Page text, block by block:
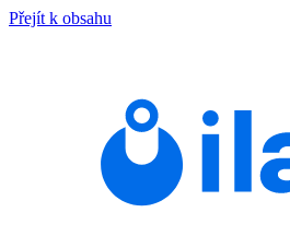
Přejít k obsahu